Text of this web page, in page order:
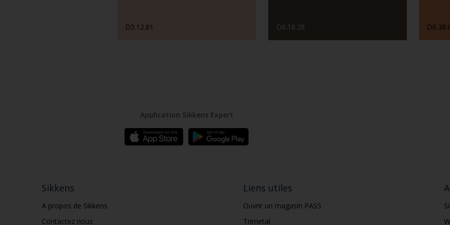
D5.12.81 D6.16.28
Application Sikkens Expert
Sikkens
A propos de Sikkens
Contactez nous
Liens utiles
Ouvrir un magasin PASS
Trimetal